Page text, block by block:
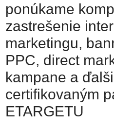
ponúkame
zastrešenie
marketingu,
PPC, direct
kampane a
certifikovaným
ETARGETU